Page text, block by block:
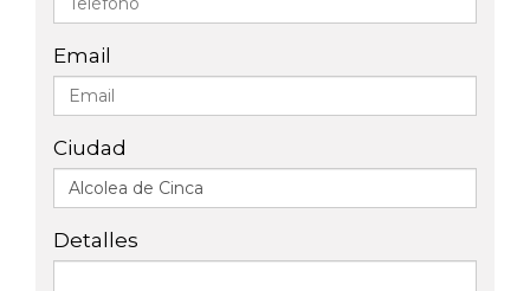
Email
Ciudad
Detalles